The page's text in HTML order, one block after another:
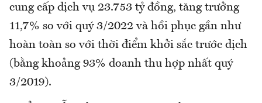
cung cấp dịch vụ 23.753 tỷ đồng, tăng trưởng
11,7% so với quý 3/2022 và hồi phục gần như
hoàn toàn so với thời điểm khởi sắc trước dịch
(bằng khoảng 93% doanh thu hợp nhất quý
3/2019).